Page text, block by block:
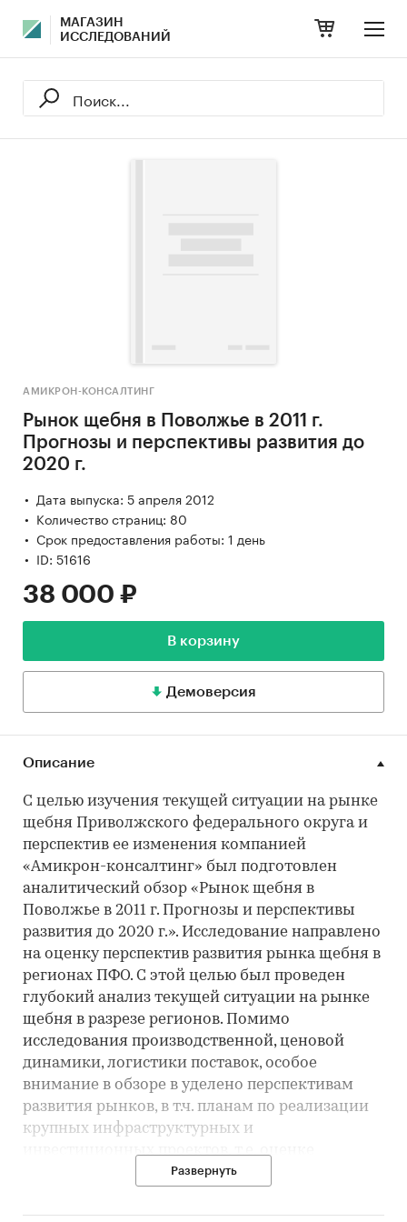
МАГАЗИН
ИССЛЕДОВАНИЙ
АМИКРОН-КОНСАЛТИНГ
Рынок щебня в Поволжье в 2011 г.
Прогнозы и перспективы развития до
2020 г.
Дата выпуска: 5 апреля 2012
Количество страниц: 80
Срок предоставления работы: 1 день
ID: 51616
38 000 ₽
В корзину
Демоверсия
Описание
С целью изучения текущей ситуации на рынке
щебня Приволжского федерального округа и
перспектив ее изменения компанией
«Амикрон-консалтинг» был подготовлен
аналитический обзор «Рынок щебня в
Поволжье в 2011 г. Прогнозы и перспективы
развития до 2020 г.». Исследование направлено
на оценку перспектив развития рынка щебня в
регионах ПФО. С этой целью был проведен
глубокий анализ текущей ситуации на рынке
щебня в разрезе регионов. Помимо
исследования производственной, ценовой
динамики, логистики поставок, особое
внимание в обзоре в уделено перспективам
развития рынков, в т.ч. планам по реализации
крупных инфраструктурных и
факторов, оказывающих значительно влияние
стройматериалов.
Развернуть